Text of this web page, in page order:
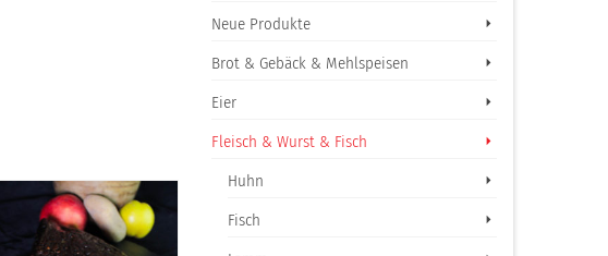
Neue Produkte
Brot & Gebäck & Mehlspeisen
Eier
Fleisch & Wurst & Fisch
Huhn
Fisch